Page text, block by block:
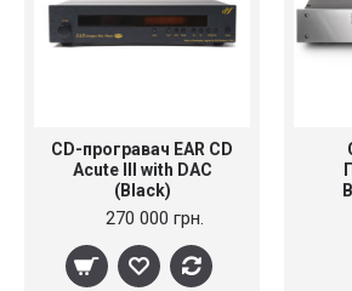
CD-програвач EAR CD
Acute III with DAC
(Black)
270 000 грн.